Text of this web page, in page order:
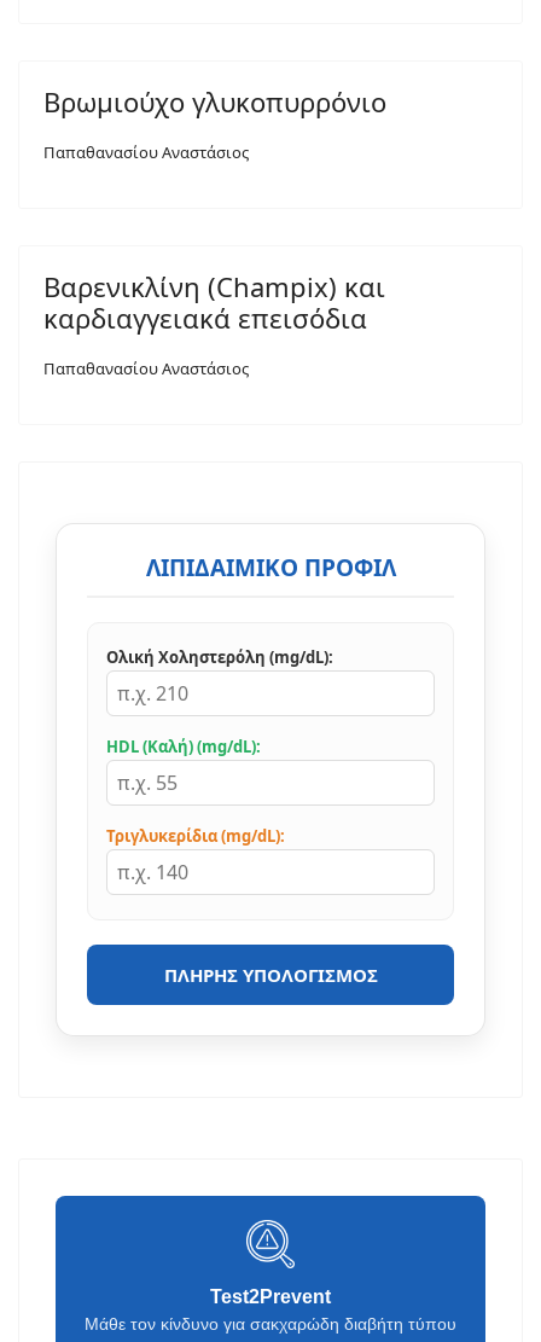
Βρωμιούχο γλυκοπυρρόνιο
Παπαθανασίου Αναστάσιος
Βαρενικλίνη (Champix) και
καρδιαγγειακά επεισόδια
Παπαθανασίου Αναστάσιος
ΛΙΠΙΔΑΙΜΙΚΌ ΠΡΟΦΊΛ
Ολική Χοληστερόλη (mg/dL):
HDL (Καλή) (mg/dL):
Τριγλυκερίδια (mg/dL):
ΠΛΉΡΗΣ ΥΠΟΛΟΓΙΣΜΌΣ
Test2Prevent
Μάθε τον κίνδυνο για σακχαρώδη διαβήτη τύπου